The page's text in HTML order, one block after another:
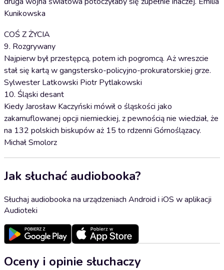
Kunikowska
COŚ Z ŻYCIA
9. Rozgrywany
Najpierw był przestępcą, potem ich pogromcą. Aż wreszcie
stał się kartą w gangstersko-policyjno-prokuratorskiej grze.
Sylwester Latkowski Piotr Pytlakowski
10. Śląski desant
Kiedy Jarosław Kaczyński mówił o śląskości jako
zakamuflowanej opcji niemieckiej, z pewnością nie wiedział, że
na 132 polskich biskupów aż 15 to rdzenni Górnoślązacy.
Michał Smolorz
Jak słuchać audiobooka?
Słuchaj audiobooka na urządzeniach Android i iOS w aplikacji
Audioteki
Oceny i opinie słuchaczy